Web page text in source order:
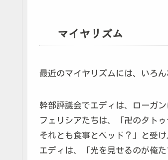
マイヤリズム
最近のマイヤリズムには、いろ
幹部評議会でエディは、ローガ
フェリシアたちは、「卍のタト
それとも食事とベッド？」と受け
エディは、「光を見せるのが俺